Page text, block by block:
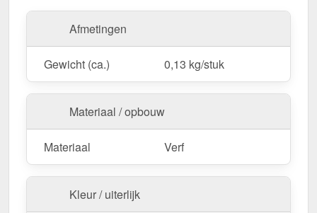
gemakkelijk aan te brengen.
Effectieve bescherming
beschermt tegen verwering.
Praktische grootte
– 25 ml, ideaal voor gerichte
reparaties.
Bestel nu Reparatiestift | Tube | 25 ml – Voor
langdurige bescherming & een vlekkeloos
oppervlak!
Afmetingen
Gewicht (ca.) 0,13 kg/stuk
Materiaal / opbouw
Materiaal Verf
Kleur / uiterlijk